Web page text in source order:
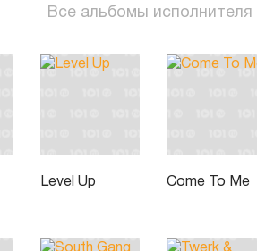
Все альбомы исполнителя
Level Up Come To Me